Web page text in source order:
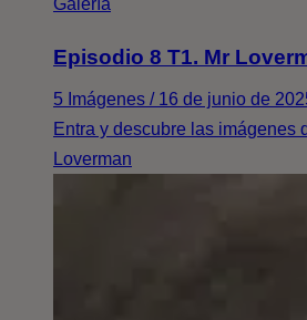
Galería
Episodio 8 T1. Mr
5 Imágenes / 16 de junio de
Entra y descubre las imágenes
Loverman